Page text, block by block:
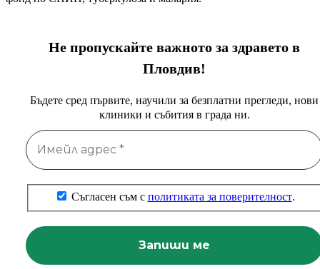
Не пропускайте важното за здравето в
Пловдив!
Бъдете сред първите, научили за безплатни прегледи, нови
клиники и събития в града ни.
Съгласен съм с политиката за поверителност.